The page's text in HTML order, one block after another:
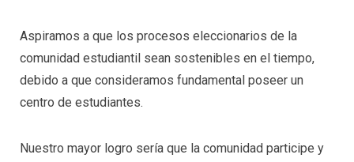
Aspiramos a que los procesos eleccionarios de la
comunidad estudiantil sean sostenibles en el tiempo,
debido a que consideramos fundamental poseer un
centro de estudiantes.
Nuestro mayor logro sería que la comunidad participe y